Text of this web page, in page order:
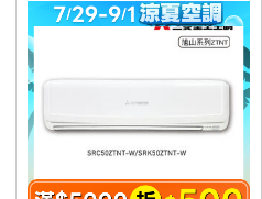
滿額折$500
滿額贈券